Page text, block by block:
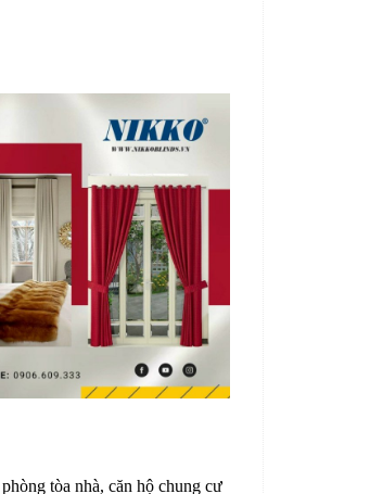
tòa nhà, căn hộ chung cư